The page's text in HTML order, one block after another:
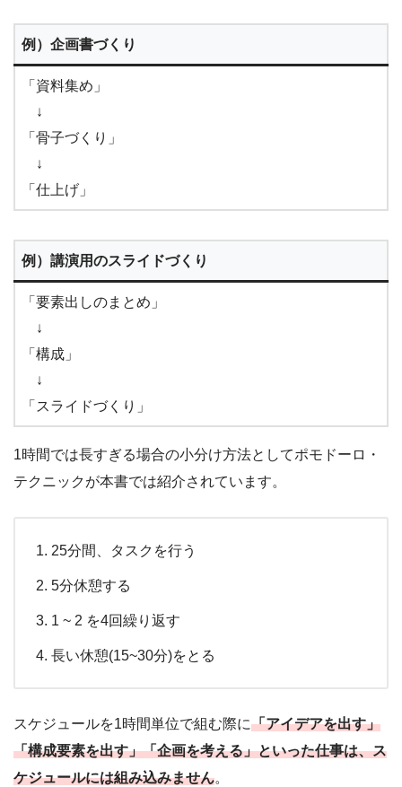
例）企画書づくり
「資料集め」
↓
「骨子づくり」
↓
「仕上げ」
例）講演用のスライドづくり
「要素出しのまとめ」
↓
「構成」
↓
「スライドづくり」
1時間では長すぎる場合の小分け方法としてポモドーロ・
テクニックが本書では紹介されています。
25分間、タスクを行う
5分休憩する
1 ~ 2 を4回繰り返す
長い休憩(15~30分)をとる
スケジュールを1時間単位で組む際に「アイデアを出す」
「構成要素を出す」「企画を考える」といった仕事は、ス
ケジュールには組み込みません。